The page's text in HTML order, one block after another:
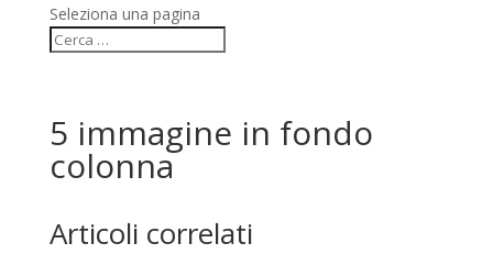
Seleziona una pagina
5 immagine in fondo
colonna
Articoli correlati